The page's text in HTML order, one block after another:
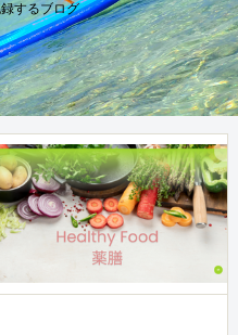
るブログ